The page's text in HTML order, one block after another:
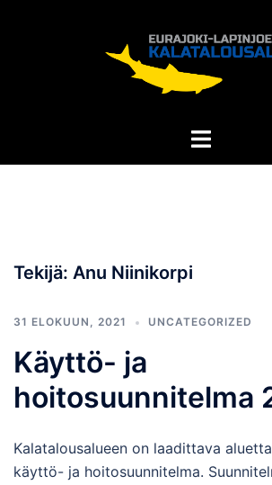
Tekijä: Anu Niinikorpi
31 ELOKUUN, 2021 UNCATEGORIZED
Käyttö- ja
hoitosuunnitelma
Kalatalousalueen on laadittava
käyttö- ja hoitosuunnitelma.